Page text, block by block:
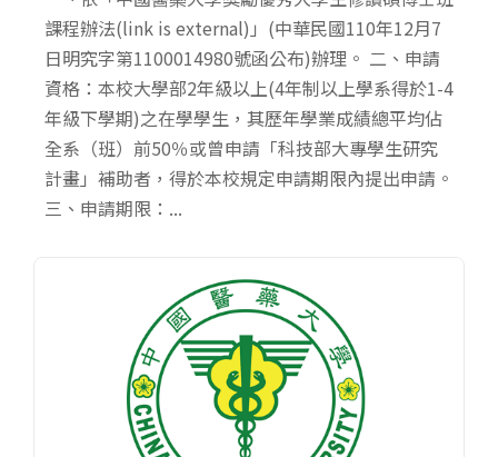
課程辦法(link is external)」(中華民國110年12月7
日明究字第1100014980號函公布)辦理。 二、申請
資格：本校大學部2年級以上(4年制以上學系得於1-4
年級下學期)之在學學生，其歷年學業成績總平均佔
全系（班）前50％或曾申請「科技部大專學生研究
計畫」補助者，得於本校規定申請期限內提出申請。
三、申請期限：...